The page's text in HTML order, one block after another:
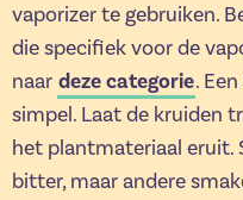
vaporizer te gebruiken.
die specifiek voor de
naar deze categorie.
simpel. Laat de kruiden
het plantmateriaal eruit.
bitter, maar andere